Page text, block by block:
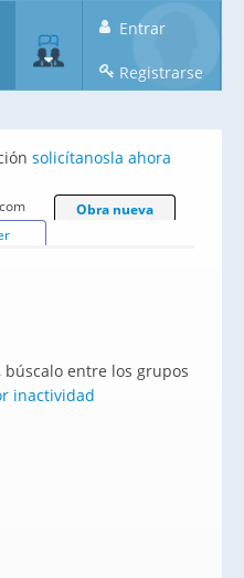
Entrar
Registrarse
solicítanosla ahora
Obra nueva
entre los grupos
inactividad